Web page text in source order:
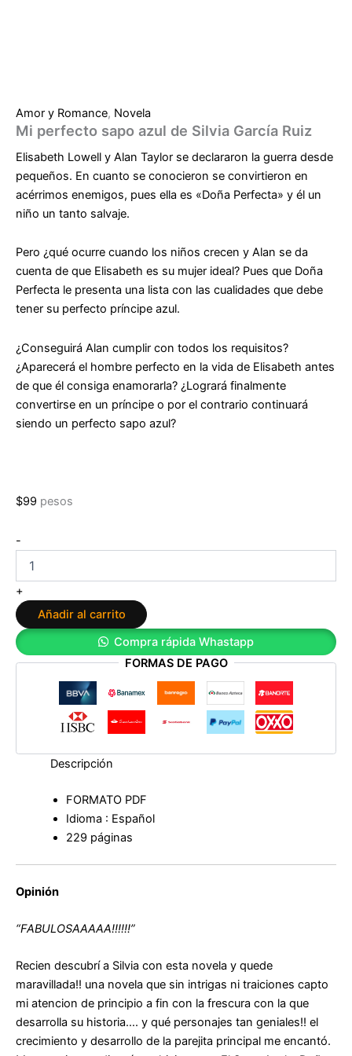
Amor y Romance, Novela
Mi perfecto sapo azul de Silvia García Ruiz
Elisabeth Lowell y Alan Taylor se declararon la guerra desde
pequeños. En cuanto se conocieron se convirtieron en
acérrimos enemigos, pues ella es «Doña Perfecta» y él un
niño un tanto salvaje.
Pero ¿qué ocurre cuando los niños crecen y Alan se da
cuenta de que Elisabeth es su mujer ideal? Pues que Doña
Perfecta le presenta una lista con las cualidades que debe
tener su perfecto príncipe azul.
¿Conseguirá Alan cumplir con todos los requisitos?
¿Aparecerá el hombre perfecto en la vida de Elisabeth antes
de que él consiga enamorarla? ¿Logrará finalmente
convertirse en un príncipe o por el contrario continuará
siendo un perfecto sapo azul?
$99 pesos
-
perfecto
sapo
azul
de
Silvia
García
cantidad
+
Añadir al carrito
Compra rápida Whastapp
FORMAS DE PAGO
Descripción
FORMATO PDF
Idioma : Español
229 páginas
Opinión
“FABULOSAAAAA!!!!!!”
Recien descubrí a Silvia con esta novela y quede
maravillada!! una novela que sin intrigas ni traiciones capto
mi atencion de principio a fin con la frescura con la que
desarrolla su historia…. y qué personajes tan geniales!! el
crecimiento y desarrollo de la parejita principal me encantó.